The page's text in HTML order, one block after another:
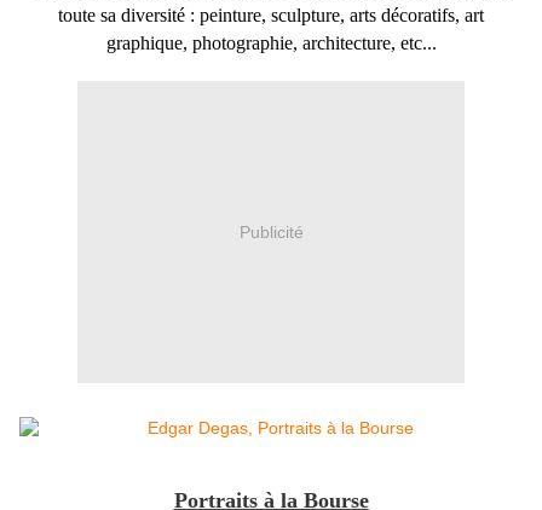
toute sa diversité : peinture, sculpture, arts décoratifs, art
graphique, photographie, architecture, etc...
Publicité
Portraits à la Bourse